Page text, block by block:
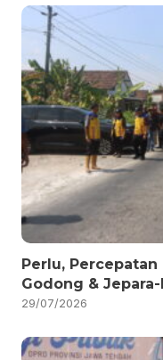
Perlu,
Godong &
29/07/2026